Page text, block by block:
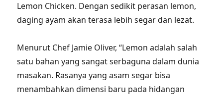
Lemon Chicken. Dengan sedikit perasan lemon,
daging ayam akan terasa lebih segar dan lezat.
Menurut Chef Jamie Oliver, “Lemon adalah salah
satu bahan yang sangat serbaguna dalam dunia
masakan. Rasanya yang asam segar bisa
menambahkan dimensi baru pada hidangan